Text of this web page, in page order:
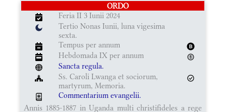
ORDO
Feria II 3 Iunii 2024
Tertio Nonas Iunii, luna vigesima
sexta.
Tempus per annum
Hebdomada IX per annum
Sancta regula.
Ss. Caroli Lwanga et sociorum,
martyrum, Memoria.
Commentarium evangelii.
Annis 1885-1887 in Uganda multi christifideles a rege